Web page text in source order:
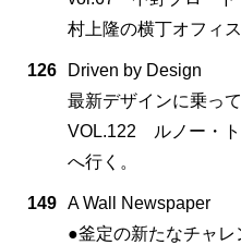
村上隆の横丁オフィス
126
Driven by Design
最新デザインに乗っ
VOL.122 ルノー・ト
へ行く。
149 A Wall Newspaper
●釜定の新たなチャ